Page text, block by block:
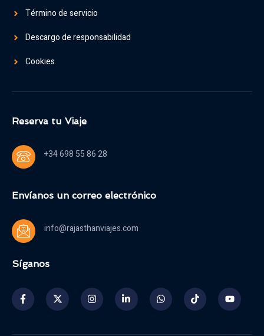
Término de servicio
Descargo de responsabilidad
Cookies
Reserva tu Viaje
+34 698 55 86 28
Envíanos un correo electrónico
info@rajasthanviajes.com
Síganos